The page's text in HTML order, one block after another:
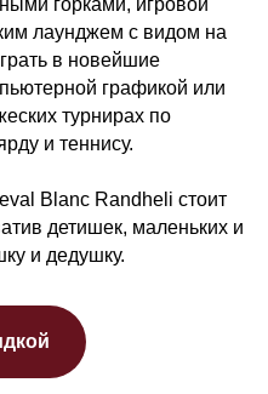
горками, игровой
лаунджем с видом на
в новейшие
графикой или
турнирах по
и теннису.
Blanc Randheli стоит
детишек, маленьких и
и дедушку.